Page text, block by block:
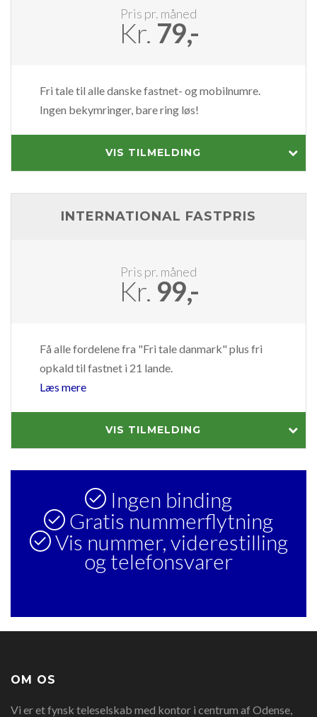
Pris pr. måned
Kr. 79,-
Fri tale til alle danske fastnet- og mobilnumre.
Ingen bekymringer, bare ring løs!
VIS TILMELDING
INTERNATIONAL FASTPRIS
Pris pr. måned
Kr. 99,-
Få alle fordelene fra "Fri tale danmark" plus fri
opkald til fastnet i 21 lande.
Læs mere
VIS TILMELDING
Ingen binding
Gratis nummerflytning
Vis nummer, viderestilling
og telefonsvarer
OM OS
Vi er et fynsk teleselskab med kontor i centrum af Odense,